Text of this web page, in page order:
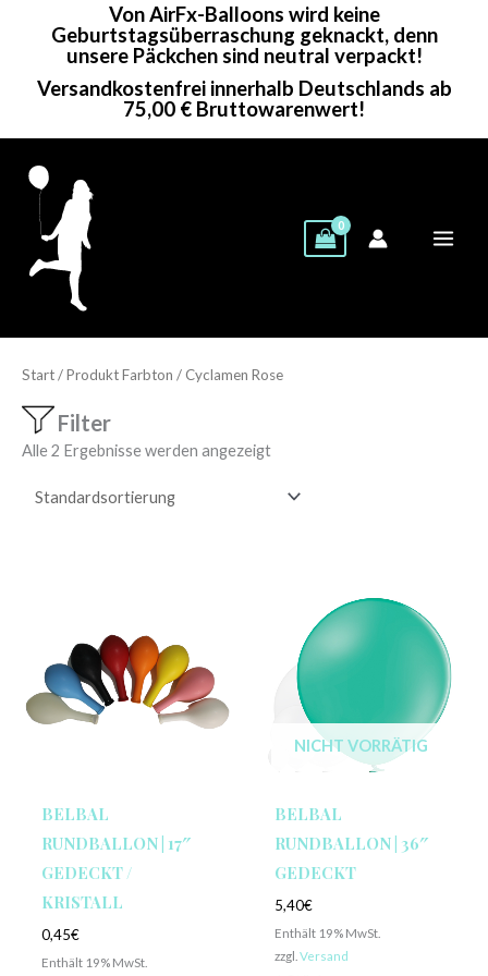
Von AirFx-Balloons wird keine
Geburtstagsüberraschung geknackt, denn
unsere Päckchen sind neutral verpackt!
Versandkostenfrei innerhalb Deutschlands ab
75,00 € Bruttowarenwert!
Start/ Produkt Farbton / Cyclamen Rose
Filter
Alle 2 Ergebnisse werden angezeigt
BELBAL
RUNDBALLON | 17″
GEDECKT /
KRISTALL
0,45€
Enthält 19% MwSt.
NICHT VORRÄTIG
BELBAL
RUNDBALLON | 36″
GEDECKT
5,40€
Enthält 19% MwSt.
zzgl. Versand